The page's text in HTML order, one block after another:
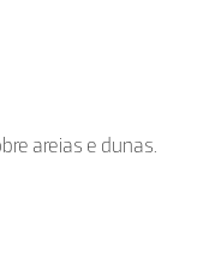
areias e dunas.